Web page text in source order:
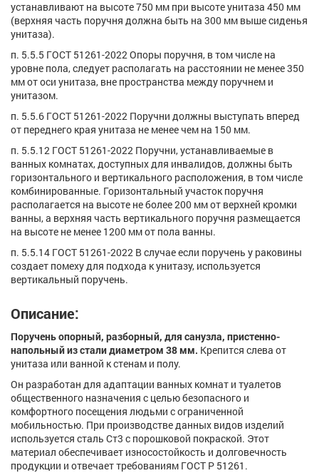
устанавливают на высоте 750 мм при высоте унитаза 450 мм
(верхняя часть поручня должна быть на 300 мм выше сиденья
унитаза).
п. 5.5.5 ГОСТ 51261-2022 Опоры поручня, в том числе на
уровне пола, следует располагать на расстоянии не менее 350
мм от оси унитаза, вне пространства между поручнем и
унитазом.
п. 5.5.6 ГОСТ 51261-2022 Поручни должны выступать вперед
от переднего края унитаза не менее чем на 150 мм.
п. 5.5.12 ГОСТ 51261-2022 Поручни, устанавливаемые в
ванных комнатах, доступных для инвалидов, должны быть
горизонтального и вертикального расположения, в том числе
комбинированные. Горизонтальный участок поручня
располагается на высоте не более 200 мм от верхней кромки
ванны, а верхняя часть вертикального поручня размещается
на высоте не менее 1200 мм от пола ванны.
п. 5.5.14 ГОСТ 51261-2022 В случае если поручень у раковины
создает помеху для подхода к унитазу, используется
вертикальный поручень.
Описание:
Поручень опорный, разборный, для санузла, пристенно-
напольный из стали диаметром 38 мм. Крепится слева от
унитаза или ванной к стенам и полу.
Он разработан для адаптации ванных комнат и туалетов
общественного назначения с целью безопасного и
комфортного посещения людьми с ограниченной
мобильностью. При производстве данных видов изделий
используется сталь Ст3 с порошковой покраской. Этот
материал обеспечивает износостойкость и долговечность
продукции и отвечает требованиям ГОСТ Р 51261.